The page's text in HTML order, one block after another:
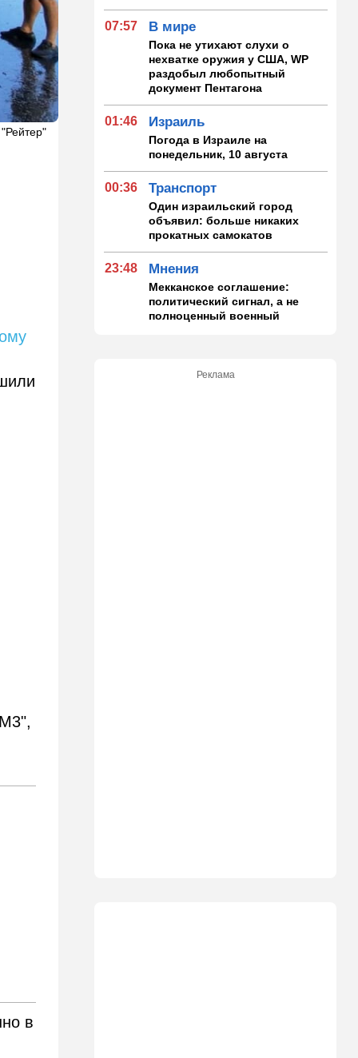
в
07:57 В мире
Пока не утихают слухи о
нехватке оружия у США, WP
раздобыл любопытный
документ Пентагона
01:46 Израиль
Погода в Израиле на
понедельник, 10 августа
00:36 Транспорт
Один израильский город
объявил: больше никаких
прокатных самокатов
23:48 Мнения
Мекканское соглашение:
политический сигнал, а не
полноценный военный
В США подняли по тревоге
Реклама